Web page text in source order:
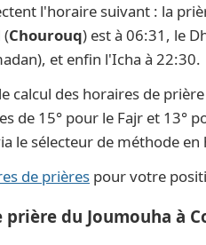
l'horaire suivant : la
(Chourouq) est à 06:31, le
et enfin l'Icha à 22:30.
calcul des horaires de prière
de 15° pour le Fajr et 13°
le sélecteur de méthode en
de prières pour votre
prière du Joumouha à